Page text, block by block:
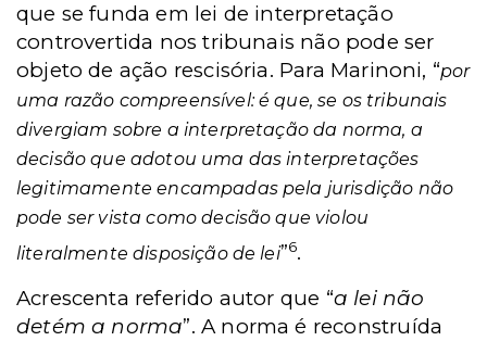
que se funda em lei de interpretação
controvertida nos tribunais não pode ser
objeto de ação rescisória. Para Marinoni, “por
uma razão compreensível: é que, se os tribunais
divergiam sobre a interpretação da norma, a
decisão que adotou uma das interpretações
legitimamente encampadas pela jurisdição não
pode ser vista como decisão que violou
literalmente disposição de lei”6.
Acrescenta referido autor que “a lei não
detém a norma”. A norma é reconstruída